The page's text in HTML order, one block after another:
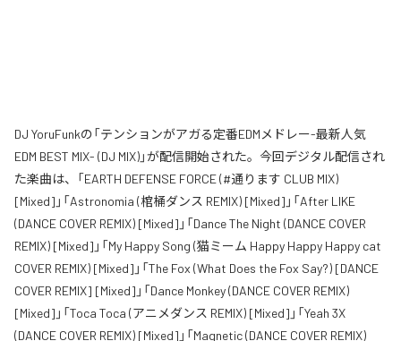
DJ YoruFunkの「テンションがアガる定番EDMメドレー-最新人気
EDM BEST MIX- (DJ MIX)」が配信開始された。今回デジタル配信され
た楽曲は、「EARTH DEFENSE FORCE (#通ります CLUB MIX)
[Mixed]」「Astronomia (棺桶ダンス REMIX) [Mixed]」「After LIKE
(DANCE COVER REMIX) [Mixed]」「Dance The Night (DANCE COVER
REMIX) [Mixed]」「My Happy Song (猫ミーム Happy Happy Happy cat
COVER REMIX) [Mixed]」「The Fox (What Does the Fox Say?) [DANCE
COVER REMIX] [Mixed]」「Dance Monkey (DANCE COVER REMIX)
[Mixed]」「Toca Toca (アニメダンス REMIX) [Mixed]」「Yeah 3X
(DANCE COVER REMIX) [Mixed]」「Magnetic (DANCE COVER REMIX)